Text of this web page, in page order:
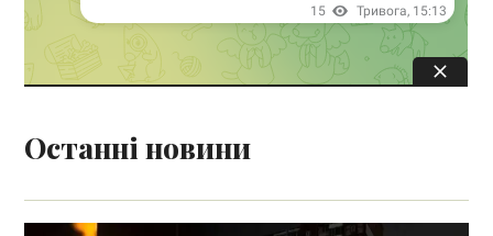
Останні новини